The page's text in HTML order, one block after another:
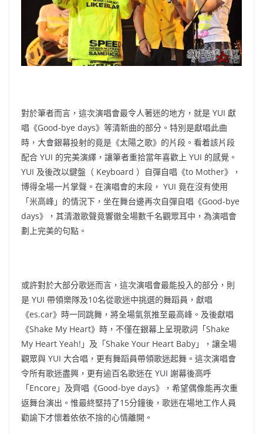
對於筆者而言，這次演唱會最令人著迷的地方，就是 YUI 獻
唱《Good-bye days》等清新曲的部分。特別是獻唱此曲
時，大會銀幕投射的竟是《太陽之歌》的片段。看着該片段
配合 YUI 的完美演繹，讓筆者重拾當年喜歡上 YUI 的感覺。
YUI 及後改以鍵盤（ Keyboard ）自彈自唱《to Mother》，
博得全場一片掌聲。在演唱會的末段， YUI 竟在沒有使用
「米高峰」的情況下，坐在舞台邊再次自彈自唱《Good-bye
days》，其清澈歌聲竟響徹全場數千名觀眾耳中，為演唱會
劃上完美的句點。
或許對於大部分歌迷而言，這次演唱會最能投入的部分，則
是 YUI 帶領樂隊及10名從歌迷中挑選的舞蹈員，獻唱
《es.car》時一同跳舞，將全場氣氛推至最高峰。及後獻唱
《Shake My Heart》時，不僅在銀幕上呈現歌詞「Shake
My Heart Yeah!」及「Shake Your Heart Baby」，讓全場
觀眾與 YUI 大合唱，更有舞蹈員帶領歌迷起舞。這次演唱會
令所有歌迷盡興，更有逾百名歌迷在 YUI 謝幕後高呼
「Encore」及齊唱《Good-bye days》，希望偶像能再次重
返舞台演出。惟最終堅持了15分鐘後，歌迷在場地工作人員
勸諭下才懷着依依不捨的心情離開。